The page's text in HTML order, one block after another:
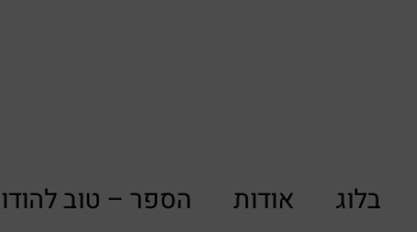
בלוג אודות הספר – טוב